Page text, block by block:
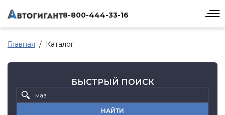
8-800-444-33-16
Главная Каталог
БЫСТРЫЙ ПОИСК
НАЙТИ